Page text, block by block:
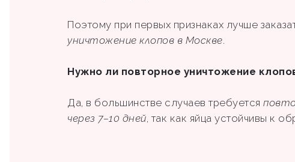
Поэтому при первых признаках лучше
уничтожение клопов в Москве.
Нужно ли повторное уничтожение
Да, в большинстве случаев требуется
через 7–10 дней, так как яйца устойчивы к